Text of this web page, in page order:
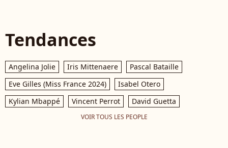
Tendances
Angelina Jolie Iris Mittenaere
Pascal Bataille
Eve Gilles (Miss France 2024)
Isabel Otero
Kylian Mbappé
Vincent Perrot David Guetta
VOIR TOUS LES PEOPLE